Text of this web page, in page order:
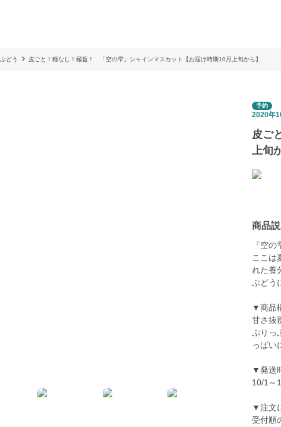
ぶどう 皮ごと！種なし！極旨！ 「空の雫」シャインマスカット【お届け時期10月上旬から】
予約
2020年
皮ご
上旬
商品
『空
ここは
れた養
ぶどう
▼商品
甘さ抜
ぷりっ
っぱい
▼発送
10/1～
▼注文
受付順